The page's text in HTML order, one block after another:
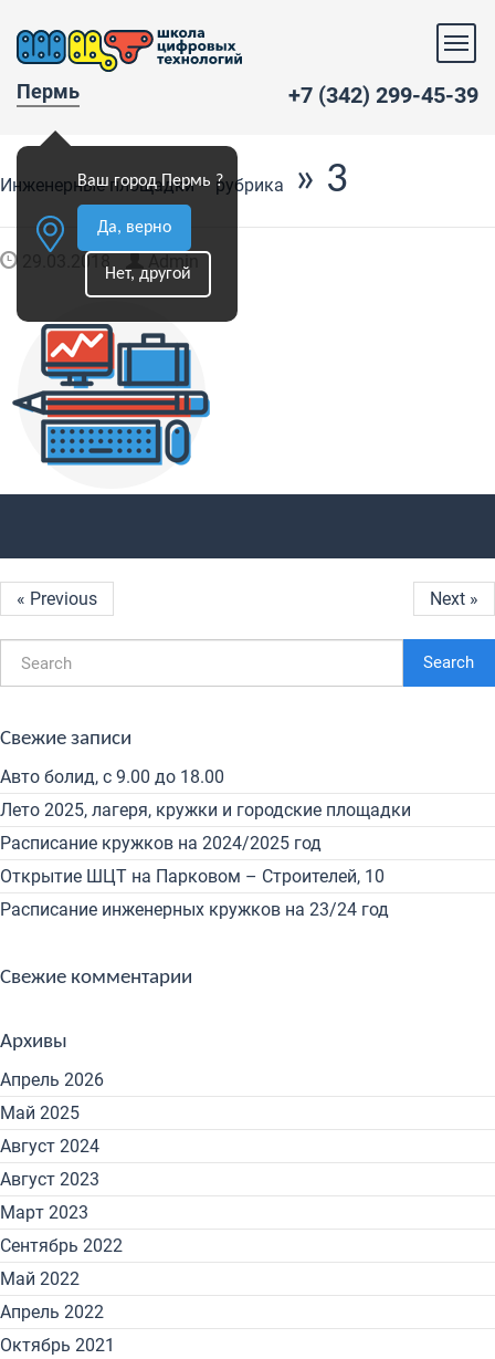
Пермь
Ваш город Пермь ?
Да, верно
Нет, другой
+7 (342) 299-45-39
Инженерные площадки – рубрика » 3
29.03.2018 Admin
« Previous Next »
Search
Свежие записи
Авто болид, с 9.00 до 18.00
Лето 2025, лагеря, кружки и городские площадки
Расписание кружков на 2024/2025 год
Открытие ШЦТ на Парковом – Строителей, 10
Расписание инженерных кружков на 23/24 год
Свежие комментарии
Архивы
Апрель 2026
Май 2025
Август 2024
Август 2023
Март 2023
Сентябрь 2022
Май 2022
Апрель 2022
Октябрь 2021